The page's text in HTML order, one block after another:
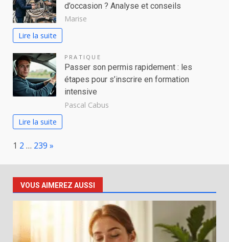
d’occasion ? Analyse et conseils
Marise
Lire la suite
PRATIQUE
Passer son permis rapidement : les
étapes pour s’inscrire en formation
intensive
Pascal Cabus
Lire la suite
Page:
1 2 … 239 Next
»
VOUS AIMEREZ AUSSI